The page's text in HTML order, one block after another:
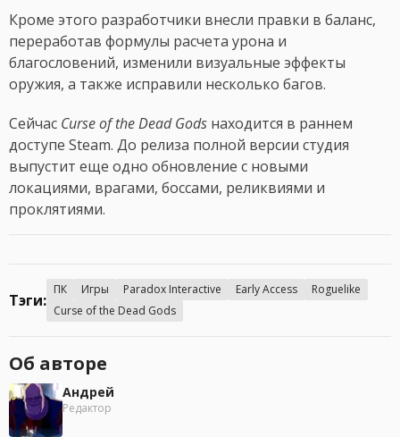
Кроме этого разработчики внесли правки в баланс,
переработав формулы расчета урона и
благословений, изменили визуальные эффекты
оружия, а также исправили несколько багов.
Сейчас Curse of the Dead Gods находится в раннем
доступе Steam. До релиза полной версии студия
выпустит еще одно обновление с новыми
локациями, врагами, боссами, реликвиями и
проклятиями.
Тэги:
ПК Игры Paradox Interactive Early Access
Roguelike
Curse of the Dead Gods
Об авторе
Андрей
Редактор